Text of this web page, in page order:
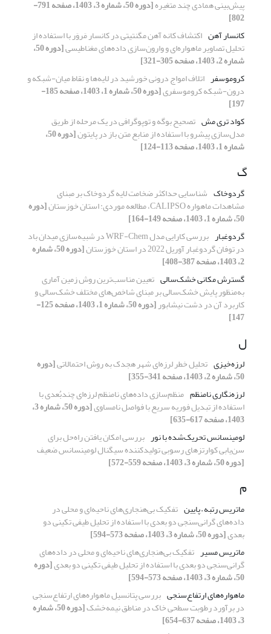
پیش‌بینی همادی چند متغیره [دوره 50، شماره 3، 1403، صفحه 791-
802]
کانسار آهن اکتشاف کانه آهن مگنتیتی در کانسار مَروَر با استفاده از
تحلیل تصاویر ماهواره‌ای و وارون‌سازی داده‌های مغناطیسی [دوره 50،
شماره 2، 1403، صفحه 305-321]
کروموسفر اتلاف امواج درونی خورشید در لایه‌ها و نقاط میان-شبکه و
درون-شبکه کروموسفری [دوره 50، شماره 1، 1403، صفحه 185-
197]
کواد تری مش تصحیح بوگه و توپوگرافی در یک مرحله از طریق
مدل‌سازی پیشرو با استفاده از منابع متن باز در پایتون [دوره 50،
شماره 1، 1403، صفحه 113-124]
گ
گردوخاک شناسایی حداکثر ضخامت لایه گردوخاک بر مبنای
مشاهدات ماهواره CALIPSO، مطالعه موردی: استان خوزستان [دوره
50، شماره 1، 1403، صفحه 149-164]
گردوغبار
بررسی کارایی مدل WRF-Chem در شبیه‌سازی میدان باد
در توفان گردوغبار آوریل 2022 در استان خوزستان [دوره 50، شماره
2، 1403، صفحه 387-408]
گسترش مکانی خشک‌سالی تعیین مناسب‌ترین روش زمین آماری
به‌منظور پایش خشک‌سالی بر مبنای شاخص‌های مختلف خشک‌سالی و
کاربرد آن در دشت نیشابور [دوره 50، شماره 1، 1403، صفحه 125-
147]
ل
لرزه‌خیزی تحلیل خطر لرزه‌ای شهر هجدک به روش احتمالاتی[دوره
50، شماره 2، 1403، صفحه 341-355]
لرزه‌نگاری نامنظم منظم‌سازی داده‌های نامنظم لرزه‌ای چند‌بُعدی با
استفاده از تبدیل فوریه سریع با فواصل نامساوی [دوره 50، شماره 3،
1403، صفحه 617-635]
لومینسانس تحریک‌شده با نور بررسی امکان یافتن راه‌حل برای
سن‌یابی کوارتزهای رسوبی تولیدکننده سیگنال لومینسانس ضعیف
[دوره 50، شماره 3، 1403، صفحه 559-572]
م
ماتریس رتبه – پایین تفکیک بی‌هنجاری‌های ناحیه‌‌‌ای و محلی در
داده‌های گرانی‌سنجی دو بعدی با استفاده از تحلیل طیفی تکینی دو
بعدی[دوره 50، شماره 3، 1403، صفحه 573-594]
ماتریس مسیر تفکیک بی‌هنجاری‌های ناحیه‌‌‌ای و محلی در داده‌های
گرانی‌سنجی دو بعدی با استفاده از تحلیل طیفی تکینی دو بعدی[دوره
50، شماره 3، 1403، صفحه 573-594]
ماهواره‌های ارتفاع‌سنجی بررسی پتانسیل ماهواره‌های ارتفاع‌سنجی
در برآورد رطوبت سطحی خاک در مناطق نیمه‌خشک [دوره 50، شماره
3، 1403، صفحه 637-654]